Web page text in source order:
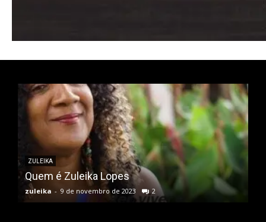
ZULEIKA
Quem é Zuleika Lopes
zuleika - 9 de novembro de 2023 2